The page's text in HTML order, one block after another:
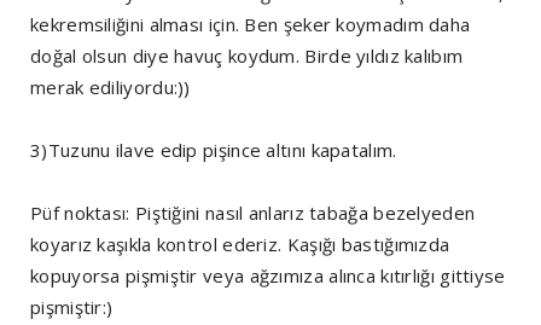
kekremsiliğini alması için. Ben şeker koymadım daha
doğal olsun diye havuç koydum. Birde yıldız kalıbım
merak ediliyordu:))
3)Tuzunu ilave edip pişince altını kapatalım.
Püf noktası: Piştiğini nasıl anlarız tabağa bezelyeden
koyarız kaşıkla kontrol ederiz. Kaşığı bastığımızda
kopuyorsa pişmiştir veya ağzımıza alınca kıtırlığı gittiyse
pişmiştir:)